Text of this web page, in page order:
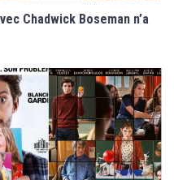
Chadwick Boseman n’a